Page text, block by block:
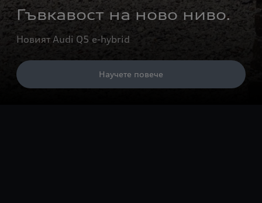
Гъвкавост на ново ниво.
Новият Audi Q5 e-hybrid
Научете повече